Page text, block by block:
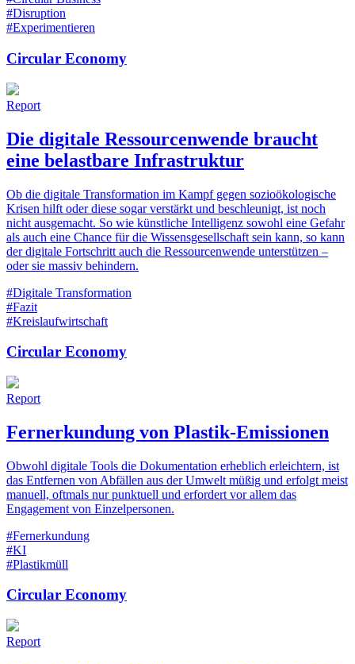
#Disruption
#Experimentieren
Circular Economy
Report
Die digitale Ressourcenwende braucht
eine belastbare ­Infrastruktur
Ob die digitale Transformation im Kampf gegen sozioökologische
Krisen hilft oder diese sogar verstärkt und beschleunigt, ist noch
nicht ausgemacht. So wie künstliche Intelligenz sowohl eine Gefahr
als auch eine Chance für die Wissensgesellschaft sein kann, so kann
der digitale Fortschritt auch die Ressourcenwende unterstützen –
oder sie massiv behindern.
#Digitale Transformation
#Fazit
#Kreislaufwirtschaft
Circular Economy
Report
Fernerkundung von Plastik-Emissionen
Obwohl digitale Tools die Dokumentation erheblich erleichtern, ist
das Entfernen von Abfällen aus der Umwelt müßig und erfolgt meist
manuell, oftmals nur punktuell und erfordert vor allem das
Engagement von Einzelpersonen.
#Fernerkundung
#KI
#Plastikmüll
Circular Economy
Report